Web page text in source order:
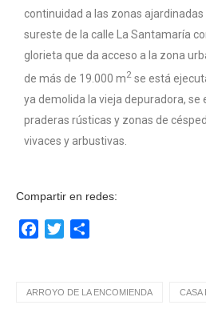
continuidad a las zonas
sureste de la calle La Santamaría
glorieta que da acceso a la zona
de más de 19.000 m2 se está
ya demolida la vieja depuradora,
praderas rústicas y zonas de
vivaces y arbustivas.
Compartir en redes:
Facebook
Twitter
ARROYO DE LA ENCOMIENDA CASA